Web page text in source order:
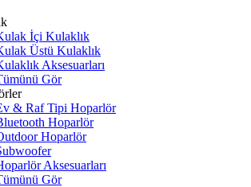
İçi Kulaklık
Üstü Kulaklık
Aksesuarları
Gör
& Raf Tipi Hoparlör
Hoparlör
Hoparlör
Aksesuarları
Gör